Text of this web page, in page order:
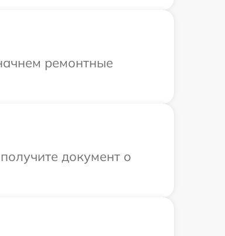
ремонтные
документ о